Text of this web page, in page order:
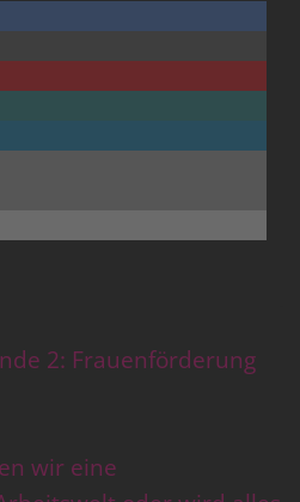
2: Frauenförderung
wir eine